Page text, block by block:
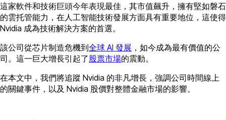
這家軟件和技術巨頭今年表現最佳，其市值飆升，擁有堅如磐石
的雲托管能力，在人工智能技術發展方面具有重要地位，這使得
Nvidia 成為技術解決方案的首選。
該公司從芯片制造危機到全球 AI 發展 ，如今成為最有價值的公
司。這一巨大增長引起了 股票市場的震動。
在本文中，我們將追蹤 Nvidia 的非凡增長，強調公司時間線上
的關鍵事件，以及 Nvidia 股價對整體金融市場的影響。